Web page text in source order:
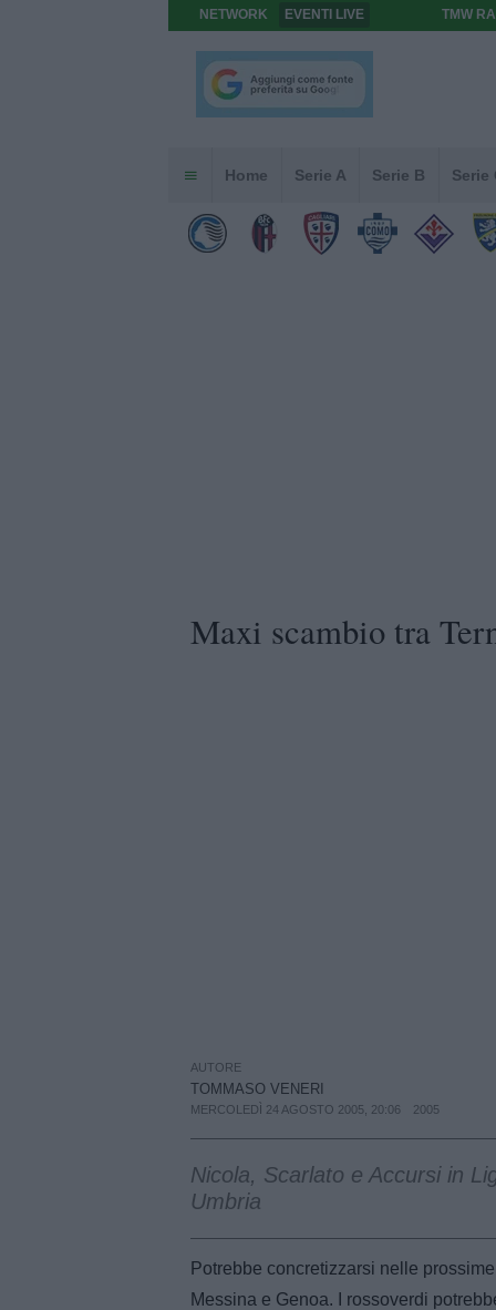
NETWORK EVENTI LIVE TMW
Home Serie A Serie B Serie
Maxi scambio tra
AUTORE
TOMMASO VENERI
MERCOLEDÌ 24 AGOSTO 2005, 20:06 2005
Nicola, Scarlato e Accursi in
Umbria
Potrebbe concretizzarsi nelle
Messina e Genoa. I rossoverdi